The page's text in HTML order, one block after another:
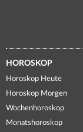
HOROSKOP
Horoskop Heute
Horoskop Morgen
Wochenhoroskop
Monatshoroskop